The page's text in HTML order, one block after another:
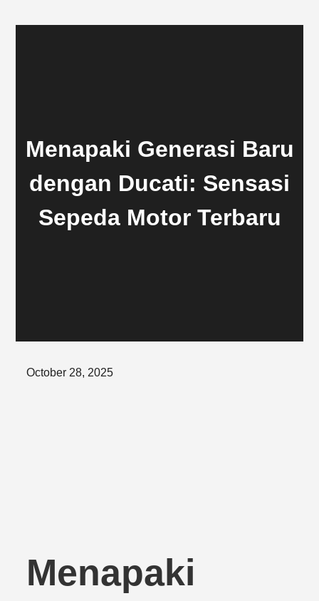
Menapaki Generasi Baru
dengan Ducati: Sensasi
Sepeda Motor Terbaru
Posted
October 28, 2025
Menapaki